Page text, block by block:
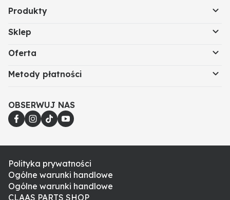
Produkty
Sklep
Oferta
Metody płatności
OBSERWUJ NAS
Polityka prywatności
Ogólne warunki handlowe
Ogólne warunki handlowe
CLAAS PARTS SHOP